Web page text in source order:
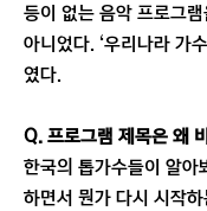
등이 없는 음악 프로그
아니었다. ‘우리나라 가
였다.
Q. 프로그램 제목은 왜
한국의 톱가수들이 알아
하면서 뭔가 다시 시작